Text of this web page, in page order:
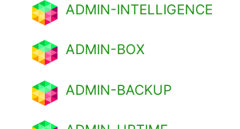
ADMIN-INTELLIGENCE
ADMIN-BOX
ADMIN-BACKUP